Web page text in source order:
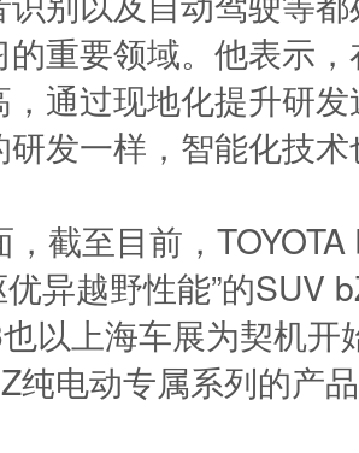
的重要领域。他表示
，通过现地化提升研
发一样，智能化技
，截至目前，
优异越野性能”的SUV
以上海车展为契机
纯电动专属系列的产